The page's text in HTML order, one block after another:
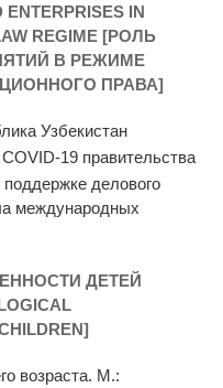
ENTERPRISES IN
REGIME [РОЛЬ
В РЕЖИМЕ
ПРАВА]
Узбекистан
COVID-19 правительства
делового
международных
ДЕТЕЙ
возраста. М.: